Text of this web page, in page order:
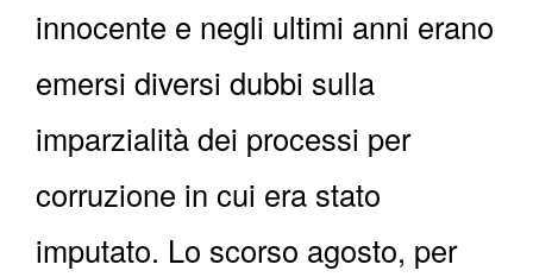
innocente e negli ultimi anni erano
emersi diversi dubbi sulla
imparzialità dei processi per
corruzione in cui era stato
imputato. Lo scorso agosto, per